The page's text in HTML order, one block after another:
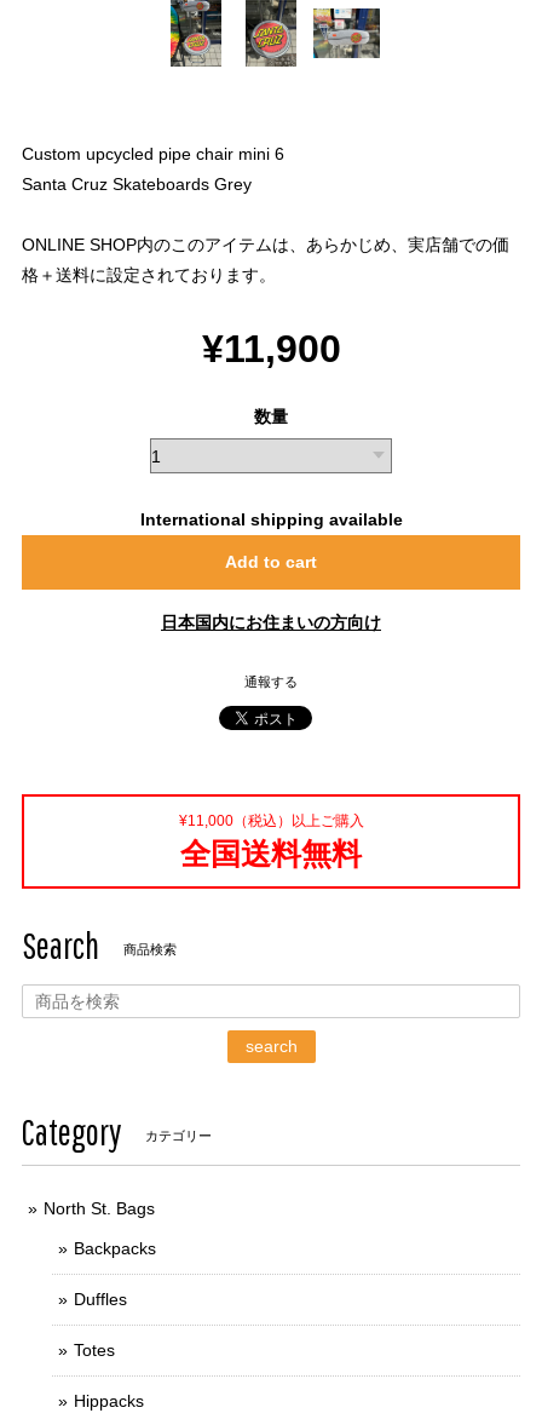
Custom upcycled pipe chair mini 6
Santa Cruz Skateboards Grey
ONLINE SHOP内のこのアイテムは、あらかじめ、実店舗での価
格＋送料に設定されております。
¥11,900
数量
International shipping available
Add to cart
日本国内にお住まいの方向け
通報する
¥11,000（税込）以上ご購入
全国送料無料
Search 商品検索
search
Category カテゴリー
North St. Bags
Backpacks
Duffles
Totes
Hippacks